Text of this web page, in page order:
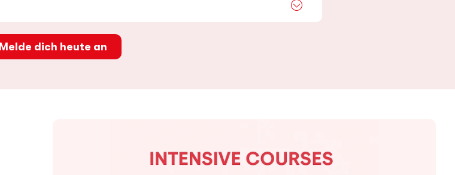
Melde dich heute an